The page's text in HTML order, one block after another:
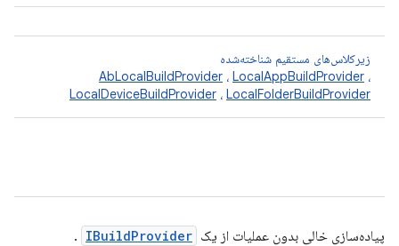
زیرکلاس‌های مستقیم شناخته‌شده
AbLocalBuildProvider ، LocalAppBuildProvider ،
LocalDeviceBuildProvider ، LocalFolderBuildProvider
پیاده‌سازی خالی بدون عملیات از یک IBuildProvider
.